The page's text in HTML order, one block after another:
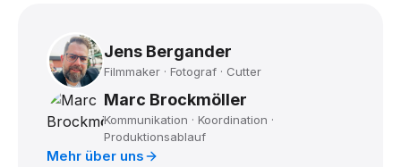
Jens Bergander
Filmmaker · Fotograf · Cutter
Marc Brockmöller
Kommunikation · Koordination ·
Produktionsablauf
Mehr über uns